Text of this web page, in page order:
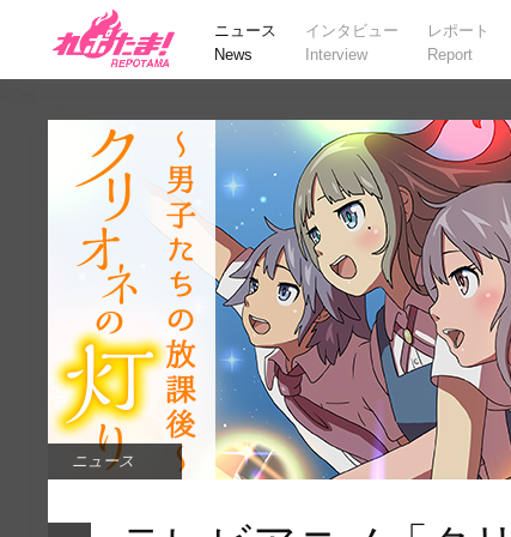
ニュース
News
インタビュー
Interview
レポート
Report
ニュース